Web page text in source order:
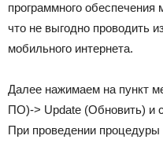
программного
что не выгодно проводить
мобильного интернета.
Далее нажимаем на пункт
ПО)-> Update (Обновить) и
При проведении процедуры